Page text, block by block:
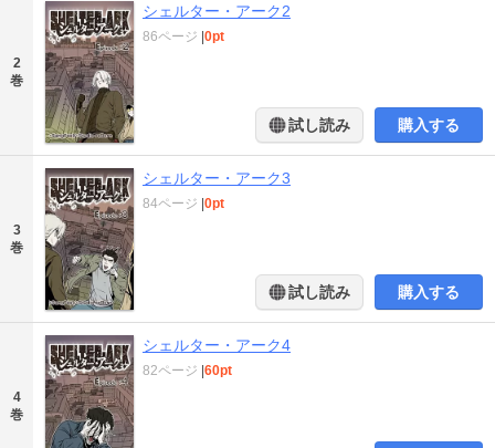
2
巻
シェルター・アーク2
86ページ |0pt
試し読み 購入する
3
巻
シェルター・アーク3
84ページ |0pt
試し読み 購入する
4
巻
シェルター・アーク4
82ページ |60pt